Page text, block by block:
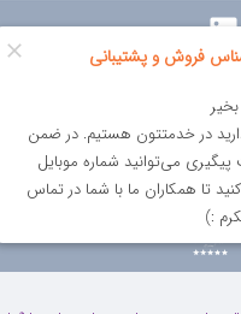
بالاتر از بهشتی،
پلاک 12